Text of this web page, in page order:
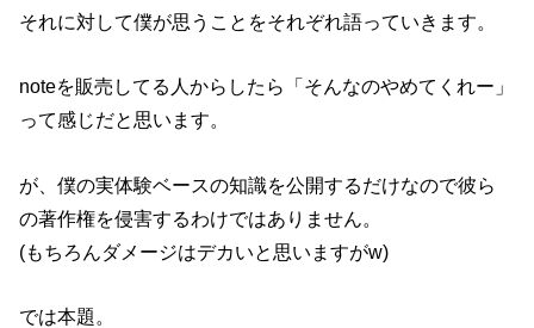
それに対して僕が思うことをそれぞれ語っていきます。
noteを販売してる人からしたら「そんなのやめてくれー」
って感じだと思います。
が、僕の実体験ベースの知識を公開するだけなので彼ら
の著作権を侵害するわけではありません。
(もちろんダメージはデカいと思いますがw)
では本題。